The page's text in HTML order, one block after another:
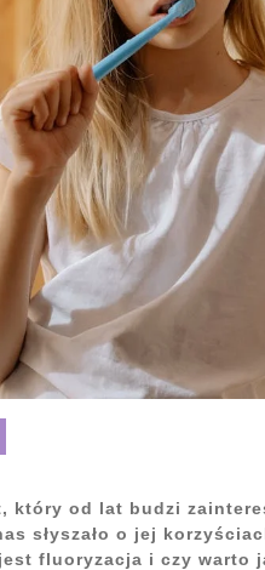
który od lat budzi
słyszało o jej
fluoryzacja i czy warto